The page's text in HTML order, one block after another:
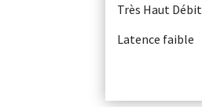
Très Haut Débit
Latence faible